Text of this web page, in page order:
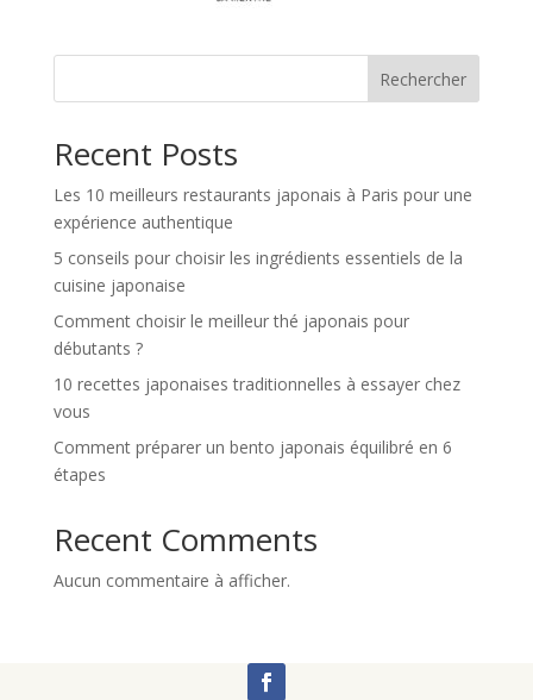
Rechercher
Recent Posts
Les 10 meilleurs restaurants japonais à Paris pour une
expérience authentique
5 conseils pour choisir les ingrédients essentiels de la
cuisine japonaise
Comment choisir le meilleur thé japonais pour
débutants ?
10 recettes japonaises traditionnelles à essayer chez
vous
Comment préparer un bento japonais équilibré en 6
étapes
Recent Comments
Aucun commentaire à afficher.